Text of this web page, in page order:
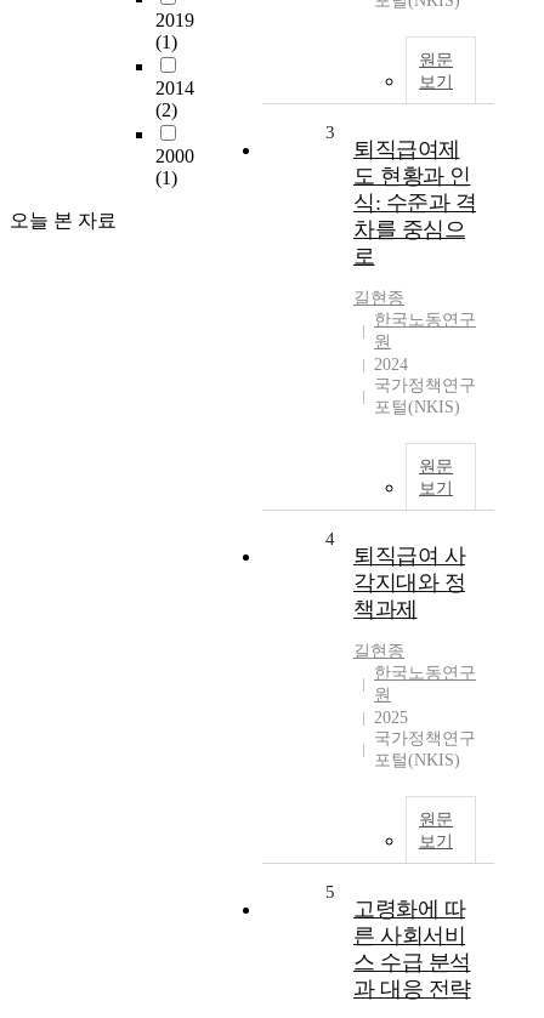
2019
(1)
2014
(2)
2000
(1)
오늘 본 자료
원문
보기
3
퇴직급여제
도 현황과 인
식: 수준과 격
차를 중심으
로
길현종
한국노동연구
원
2024
국가정책연구
포털(NKIS)
원문
보기
4
퇴직급여 사
각지대와 정
책과제
길현종
한국노동연구
원
2025
국가정책연구
포털(NKIS)
원문
보기
5
고령화에 따
른 사회서비
스 수급 분석
과 대응 전략